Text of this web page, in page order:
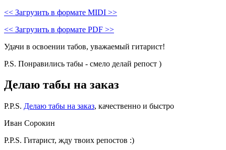
<< Загрузить в формате MIDI >>
<< Загрузить в формате PDF >>
Удачи в освоении табов, уважаемый гитарист!
P.S. Понравились табы - смело делай репост )
Делаю табы на заказ
P.P.S. Делаю табы на заказ, качественно и быстро
Иван Сорокин
P.P.S. Гитарист, жду твоих репостов :)